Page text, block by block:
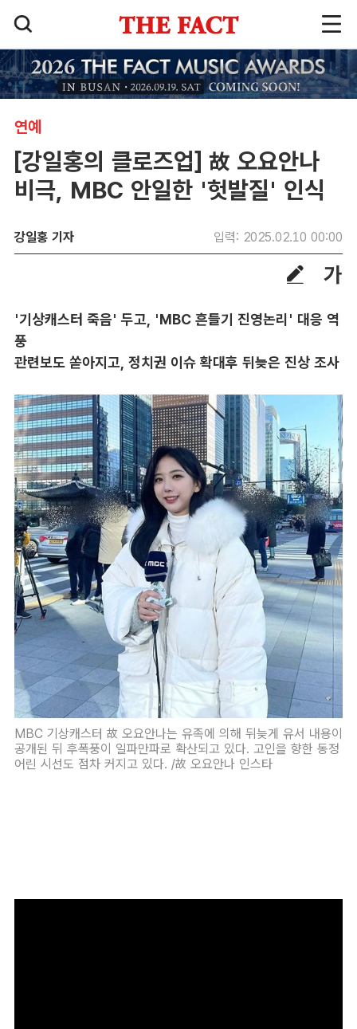
연예
[강일홍의 클로즈업] 故 오요안나
비극, MBC 안일한 '헛발질' 인식
강일홍 기자 입력: 2025.02.10 00:00
'기상캐스터 죽음' 두고, 'MBC 흔들기 진영논리' 대응 역
풍
관련보도 쏟아지고, 정치권 이슈 확대후 뒤늦은 진상 조사
MBC 기상캐스터 故 오요안나는 유족에 의해 뒤늦게 유서 내용이
공개된 뒤 후폭풍이 일파만파로 확산되고 있다. 고인을 향한 동정
어린 시선도 점차 커지고 있다. /故 오요안나 인스타